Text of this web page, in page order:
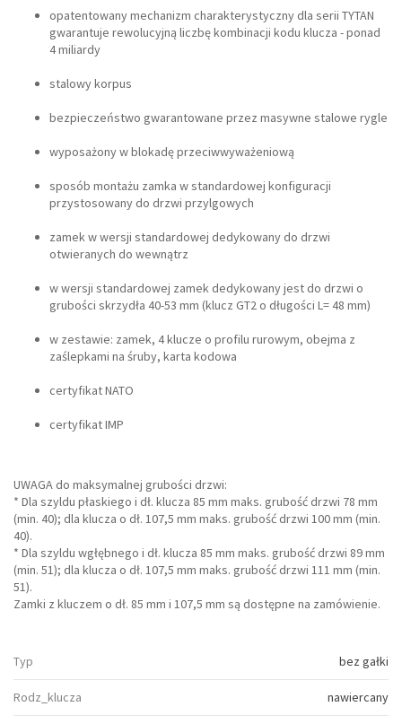
opatentowany mechanizm charakterystyczny dla serii TYTAN
gwarantuje rewolucyjną liczbę kombinacji kodu klucza - ponad
4 miliardy
stalowy korpus
bezpieczeństwo gwarantowane przez masywne stalowe rygle
wyposażony w blokadę przeciwwyważeniową
sposób montażu zamka w standardowej konfiguracji
przystosowany do drzwi przylgowych
zamek w wersji standardowej dedykowany do drzwi
otwieranych do wewnątrz
w wersji standardowej zamek dedykowany jest do drzwi o
grubości skrzydła 40-53 mm (klucz GT2 o długości L= 48 mm)
w zestawie: zamek, 4 klucze o profilu rurowym, obejma z
zaślepkami na śruby, karta kodowa
certyfikat NATO
certyfikat IMP
UWAGA do maksymalnej grubości drzwi:
* Dla szyldu płaskiego i dł. klucza 85 mm maks. grubość drzwi 78 mm
(min. 40); dla klucza o dł. 107,5 mm maks. grubość drzwi 100 mm (min.
40).
* Dla szyldu wgłębnego i dł. klucza 85 mm maks. grubość drzwi 89 mm
(min. 51); dla klucza o dł. 107,5 mm maks. grubość drzwi 111 mm (min.
51).
Zamki z kluczem o dł. 85 mm i 107,5 mm są dostępne na zamówienie.
Typ bez gałki
Rodz_klucza nawiercany